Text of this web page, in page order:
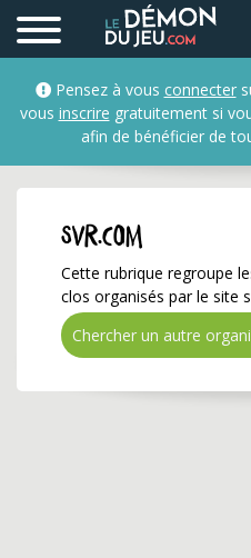
svr.com ✅
Pensez à vous connecter
vous inscrire gratuitement si
afin de bénéficier de
svr.com
Cette rubrique regroupe
clos organisés par le site
Chercher un autre